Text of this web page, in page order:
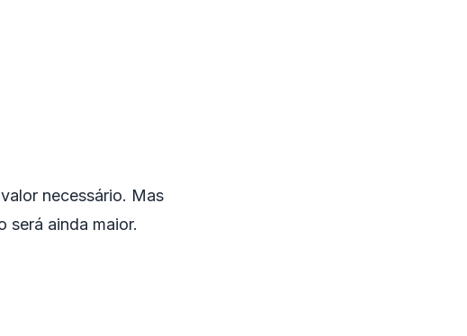
necessário. Mas
ainda maior.